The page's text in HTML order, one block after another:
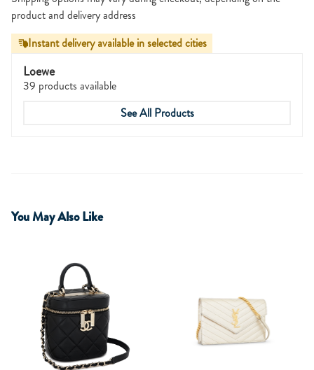
product and delivery address
Instant delivery available in selected cities
Loewe
39 products available
See All Products
You May Also Like